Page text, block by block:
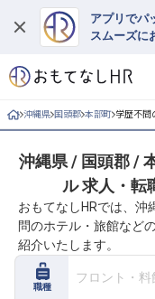
アプリでパ
スムーズに
ログイン
求人・施設を探す
就職・転職 合同説
おもてなしHRに
ご利用の流れ
沖縄県 国頭郡 本部町 学歴不問
沖縄県 / 国頭郡 /
ル 求人・転
おもてなしHRでは、沖
問のホテル・旅館など
紹介いたします。
職種
フロント・料